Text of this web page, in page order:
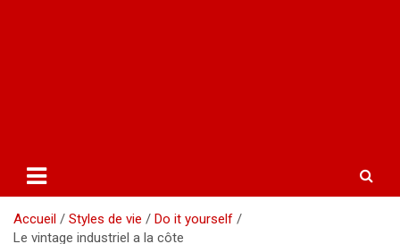
Accueil Styles de vie
Do it yourself
Le vintage industriel a la côte